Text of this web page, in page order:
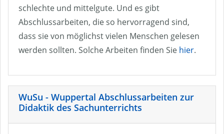
schlechte und mittelgute. Und es gibt
Abschlussarbeiten, die so hervorragend sind,
dass sie von möglichst vielen Menschen gelesen
werden sollten. Solche Arbeiten finden Sie hier.
WuSu - Wuppertal Abschlussarbeiten zur
Didaktik des Sachunterrichts